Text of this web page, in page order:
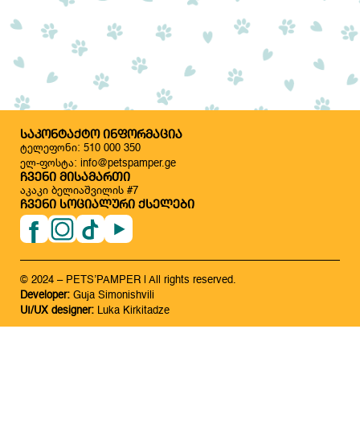
ᲡᲐᲙᲝᲜᲢᲐᲥᲢᲝ ᲘᲜᲤᲝᲠᲛᲐᲪᲘᲐ
ტელეფონი: 510 000 350
ელ-ფოსტა: info@petspamper.ge
ᲩᲕᲔᲜᲘ ᲛᲘᲡᲐᲛᲐᲠᲗᲘ
აკაკი ბელიაშვილის #7
ᲩᲕᲔᲜᲘ ᲡᲝᲪᲘᲐᲚᲣᲠᲘ ᲥᲡᲔᲚᲔᲑᲘ
© 2024 – PETS’PAMPER | All rights reserved.
Developer: Guja Simonishvili
UI/UX designer:
Luka Kirkitadze